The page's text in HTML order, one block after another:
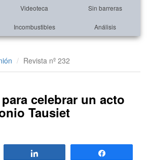
Videoteca Sin barreras
Incombustibles Análisis
Revista nº 232
celebrar un acto
Tausiet